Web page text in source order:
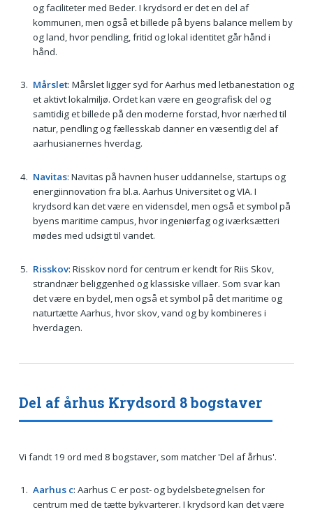
og faciliteter med Beder. I krydsord er det en del af
kommunen, men også et billede på byens balance mellem by
og land, hvor pendling, fritid og lokal identitet går hånd i
hånd.
Mårslet: Mårslet ligger syd for Aarhus med letbanestation og
et aktivt lokalmiljø. Ordet kan være en geografisk del og
samtidig et billede på den moderne forstad, hvor nærhed til
natur, pendling og fællesskab danner en væsentlig del af
aarhusianernes hverdag.
Navitas: Navitas på havnen huser uddannelse, startups og
energiinnovation fra bl.a. Aarhus Universitet og VIA. I
krydsord kan det være en vidensdel, men også et symbol på
byens maritime campus, hvor ingeniørfag og iværksætteri
mødes med udsigt til vandet.
Risskov: Risskov nord for centrum er kendt for Riis Skov,
strandnær beliggenhed og klassiske villaer. Som svar kan
det være en bydel, men også et symbol på det maritime og
naturtætte Aarhus, hvor skov, vand og by kombineres i
hverdagen.
Del af århus Krydsord 8 bogstaver
Vi fandt 19 ord med 8 bogstaver, som matcher 'Del af århus'.
Aarhus c: Aarhus C er post- og bydelsbetegnelsen for
centrum med de tætte bykvarterer. I krydsord kan det være